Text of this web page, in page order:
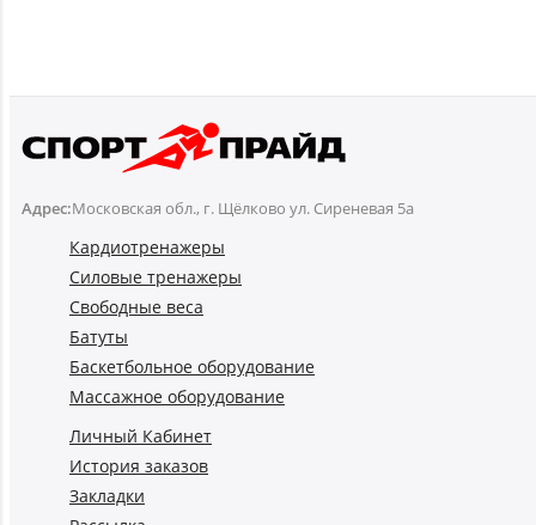
Адрес:Московская обл., г. Щёлково ул. Сиреневая 5а
Кардиотренажеры
Силовые тренажеры
Свободные веса
Батуты
Баскетбольное оборудование
Массажное оборудование
Личный Кабинет
История заказов
Закладки